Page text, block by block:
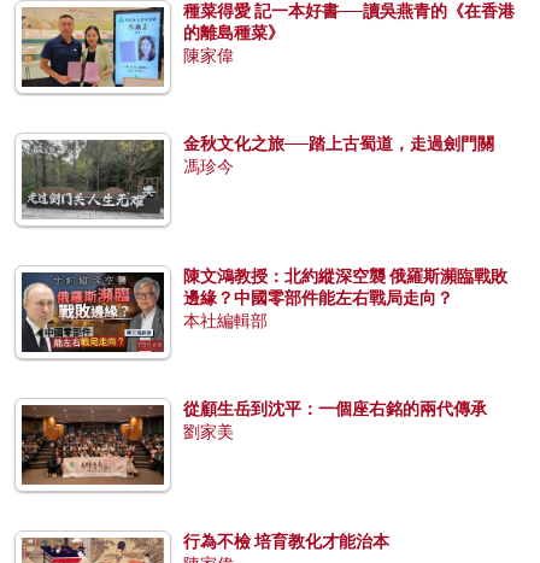
種菜得愛 記一本好書──讀吳燕青的《在香港
的離島種菜》
陳家偉
金秋文化之旅──踏上古蜀道，走過劍門關
馮珍今
陳文鴻教授：北約縱深空襲 俄羅斯瀕臨戰敗
邊緣？中國零部件能左右戰局走向？
本社編輯部
從顧生岳到沈平：一個座右銘的兩代傳承
劉家美
行為不檢 培育教化才能治本